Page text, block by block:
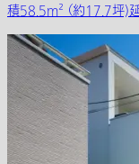
積58.5m² （約17.7坪)